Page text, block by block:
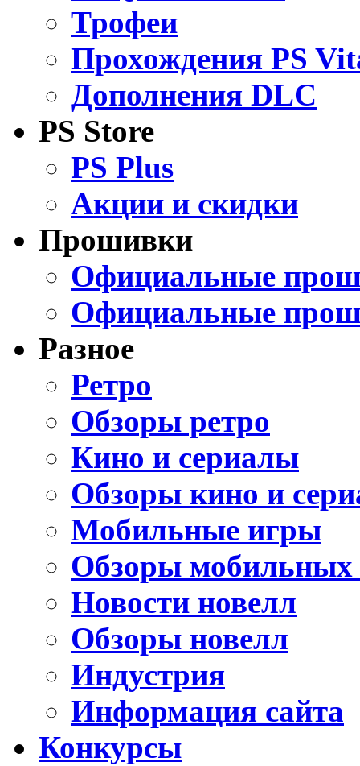
Трофеи
Прохождения PS
Дополнения DLC
PS Store
PS Plus
Акции и скидки
Прошивки
Официальные
Официальные
Разное
Ретро
Обзоры ретро
Кино и сериалы
Обзоры кино и
Мобильные игры
Обзоры мобильных
Новости новелл
Обзоры новелл
Индустрия
Информация сайта
Конкурсы